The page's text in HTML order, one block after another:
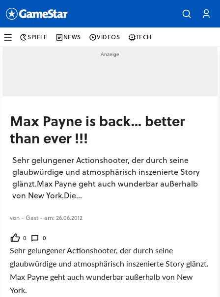
SPIELE NEWS VIDEOS TECH
Max Payne is back... better
than ever !!!
Sehr gelungener Actionshooter, der durch seine
glaubwürdige und atmosphärisch inszenierte Story
glänzt.Max Payne geht auch wunderbar außerhalb
von New York.Die...
von - Gast - am: 26.06.2012
0 0
Sehr gelungener Actionshooter, der durch seine
glaubwürdige und atmosphärisch inszenierte Story glänzt.
Max Payne geht auch wunderbar außerhalb von New
York.